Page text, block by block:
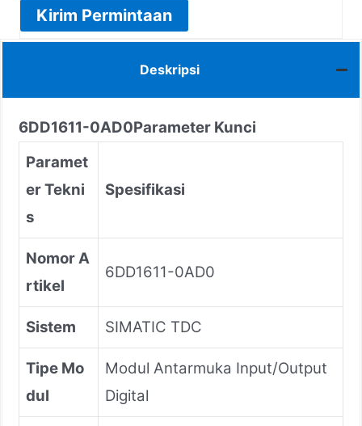
Kirim Permintaan
Deskripsi
6DD1611-0AD0Parameter Kunci
Paramet
er Tekni
s
Spesifikasi
Nomor A
rtikel
6DD1611-0AD0
Sistem SIMATIC TDC
Tipe Mo
dul
Modul Antarmuka Input/Output
Digital